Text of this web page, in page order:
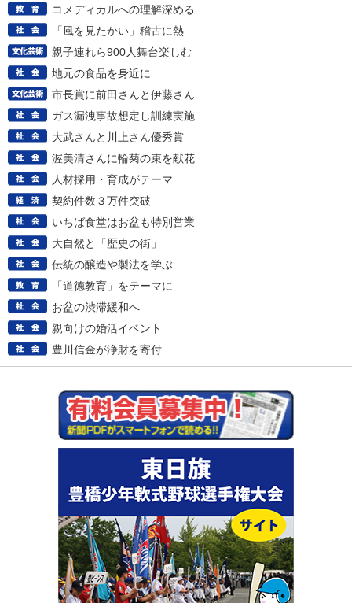
コメディカルへの理解深める
「風を見たかい」稽古に熱
親子連れら900人舞台楽しむ
地元の食品を身近に
市長賞に前田さんと伊藤さん
ガス漏洩事故想定し訓練実施
大武さんと川上さん優秀賞
渥美清さんに輪菊の束を献花
人材採用・育成がテーマ
契約件数３万件突破
いちば食堂はお盆も特別営業
大自然と「歴史の街」
伝統の醸造や製法を学ぶ
「道徳教育」をテーマに
お盆の渋滞緩和へ
親向けの婚活イベント
豊川信金が浄財を寄付